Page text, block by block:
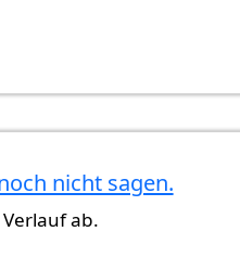
(nicht überprüft)
nicht sagen.
ab.